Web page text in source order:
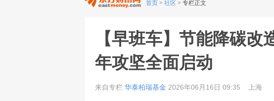
首页 > 社区 > 专栏正文
【早班车】节能降碳改
年攻坚全面启动
来自专栏 华泰柏瑞基金 2026年06月16日 09:35 上海